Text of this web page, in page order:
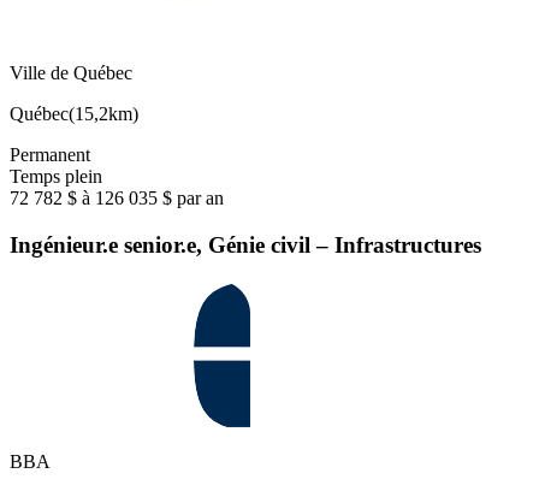
Ville de Québec
Québec(15,2km)
Permanent
Temps plein
72 782 $ à 126 035 $ par an
Ingénieur.e senior.e, Génie civil – Infrastructures
BBA